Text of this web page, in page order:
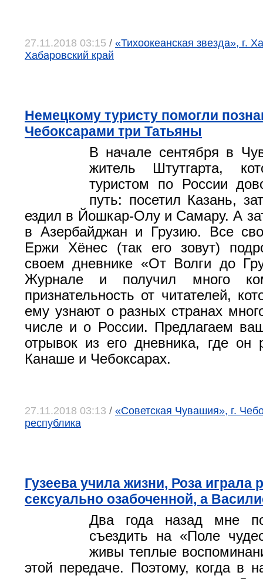
27.11.2018 03:15 / «Тихоокеанская звезда», г.
Хабаровский край
Немецкому туристу помогли
Чебоксарами три Татьяны
В начале сентября в
житель Штутгарта,
туристом по России
путь: посетил Казань,
ездил в Йошкар-Олу и Самару. А
в Азербайджан и Грузию. Все
Ержи Хёнес (так его зовут)
своем дневнике «От Волги до
Журнале и получил много
признательность от читателей,
ему узнают о разных странах
числе и о России. Предлагаем
отрывок из его дневника, где он
Канаше и Чебоксарах.
27.11.2018 03:13 / «Советская Чувашия», г.
республика
Гузеева учила жизни, Роза играла
сексуально озабоченной, а
Два года назад мне
съездить на «Поле
живы теплые
этой передаче. Поэтому, когда в